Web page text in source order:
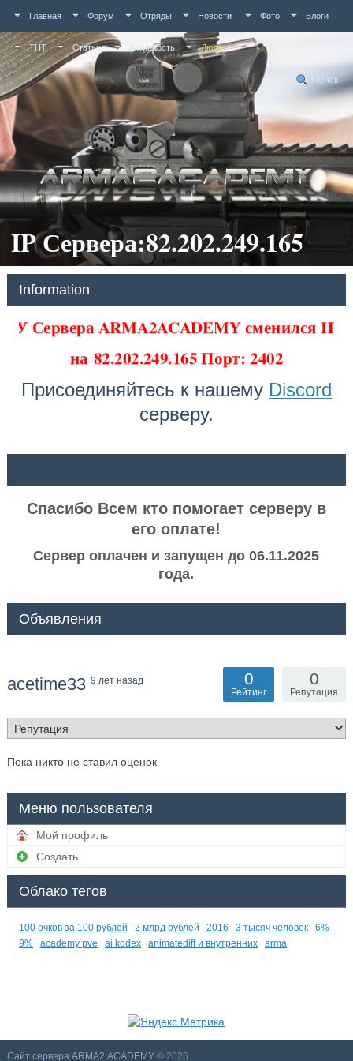
Главная Форум Отряды Новости Фото Блоги
ТНТ Статьи Активность Люди
Поиск
IP Сервера:82.202.249.165
Information
У Сервера ARMA2ACADEMY сменился IP
на82.202.249.165 Порт: 2402
Присоединяйтесь к нашему Discord
серверу.
Спасибо Всем кто помогает серверу в
его оплате!
Сервер оплачен и запущен до 06.11.2025
года.
Объявления
acetime33 9 лет назад 0
Репутация
0
Рейтинг
Пока никто не ставил оценок
Меню пользователя
Мой профиль
Создать
Облако тегов
100 очков за 100 рублей 2 млрд рублей 2016 3 тысяч человек
6%
9%
academy pve ai kodex animatediff и внутренних arma
Сайт сервера ARMA2.ACADEMY© 2026